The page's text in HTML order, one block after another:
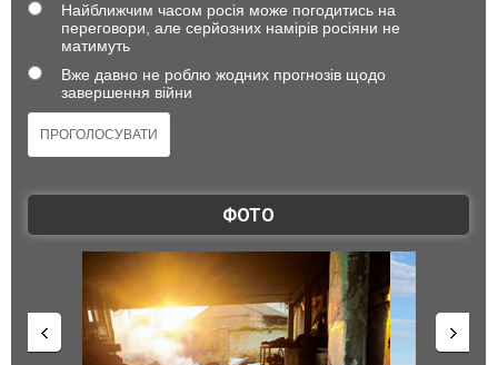
Найближчим часом росія може погодитись на
переговори, але серйозних намірів росіяни не
матимуть
Вже давно не роблю жодних прогнозів щодо
завершення війни
ФОТО